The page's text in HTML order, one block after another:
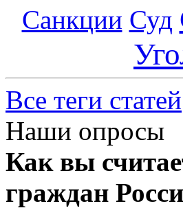
Санкции Суд
Все теги статей
Наши опросы
Как вы
граждан